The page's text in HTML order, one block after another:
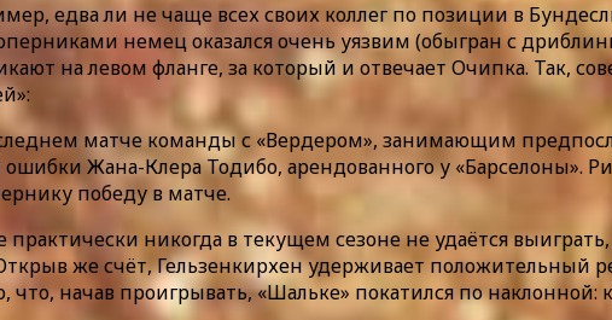
едва ли не чаще всех своих коллег по позиции в
немец оказался очень уязвим (обыгран с
на левом фланге, за который и отвечает Очипка. Так,
матче команды с «Вердером», занимающим
Жана-Клера Тодибо, арендованного у «Барселоны».
победу в матче.
никогда в текущем сезоне не удаётся
же счёт, Гельзенкирхен удерживает положительный
начав проигрывать, «Шальке» покатился по наклонной: